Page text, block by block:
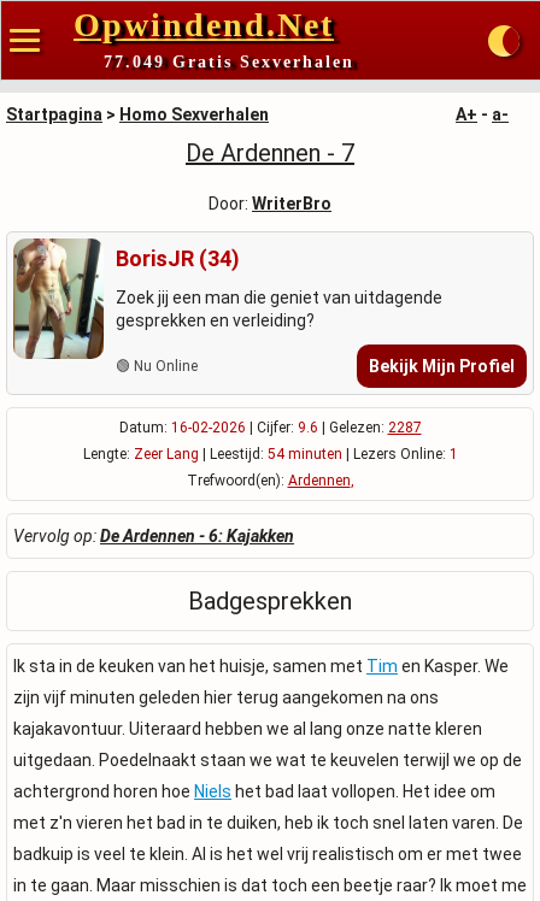
Opwindend.Net
77.049 Gratis Sexverhalen
Startpagina > Homo Sexverhalen A+ - a-
De Ardennen - 7
Door: WriterBro
BorisJR (34)
Zoek jij een man die geniet van uitdagende
gesprekken en verleiding?
🟢 Nu Online Bekijk Mijn Profiel
Datum: 16-02-2026 | Cijfer: 9.6 | Gelezen: 2287
Lengte: Zeer Lang | Leestijd: 54 minuten | Lezers Online: 1
Trefwoord(en): Ardennen,
Vervolg op:De Ardennen - 6: Kajakken
Badgesprekken
Ik sta in de keuken van het huisje, samen met Tim en Kasper. We
zijn vijf minuten geleden hier terug aangekomen na ons
kajakavontuur. Uiteraard hebben we al lang onze natte kleren
uitgedaan. Poedelnaakt staan we wat te keuvelen terwijl we op de
achtergrond horen hoe Niels het bad laat vollopen. Het idee om
met z'n vieren het bad in te duiken, heb ik toch snel laten varen. De
badkuip is veel te klein. Al is het wel vrij realistisch om er met twee
in te gaan. Maar misschien is dat toch een beetje raar? Ik moet me